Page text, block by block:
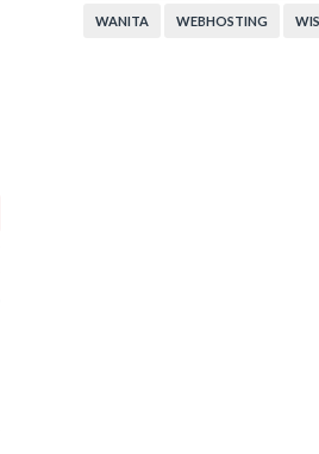
WANITA WEBHOSTING